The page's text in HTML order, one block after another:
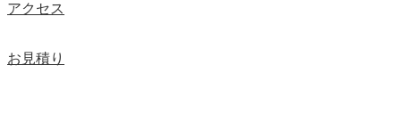
アクセス
お見積り